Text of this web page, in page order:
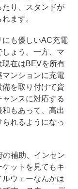
り、スタンドが
ます。
も優しいAC充電
ょう。一方、マ
現在はBEVを所有
ンションに充電
を取り付けて資
ンスに対応する
もあって、高出
れるようになっ
補助、インセン
ットを見てもキ
ウェーなんかは